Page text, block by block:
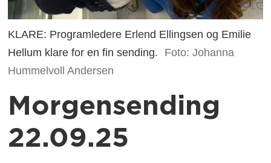
KLARE: Programledere Erlend Ellingsen og Emilie
Hellum klare for en fin sending.
Foto: Johanna
Hummelvoll Andersen
Morgensending
22.09.25